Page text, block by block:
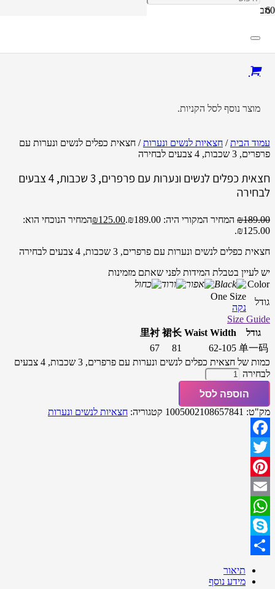
מוצר נוסף לסל הקניות.
מבצע!
עמוד הבית/ חצאיות לנשים ונערות/ חצאית כפלים לנשים ונערות עם
פרפרים, 3 שכבות, 4 צבעים לבחירה
חצאית כפלים לנשים ונערות עם פרפרים, 3 שכבות, 4 צבעים
לבחירה
₪189.00 המחיר המקורי היה: ₪189.00. ₪125.00
המחיר הנוכחי הוא:
₪125.00.
חצאית כפלים לנשים ונערות עם פרפרים, 3 שכבות, 4 צבעים לבחירה
יש לעיין בטבלת המידות לפני שאתם מזמינות
Color
גודל
One Size
נקה
Size Guide
גודל
Waist Width
裙长
里衬
单一码
62-105
81
67
כמות של חצאית כפלים לנשים ונערות עם פרפרים, 3 שכבות, 4 צבעים
לבחירה
הוספה לסל
מק"ט: 1005002108657841 קטגוריה: חצאיות לנשים ונערות
Facebook
Twitter
Pinterest
Email
WhatsApp
Skype
תיאור
מידע נוסף